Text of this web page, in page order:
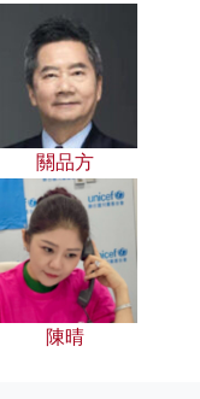
關品方
陳晴